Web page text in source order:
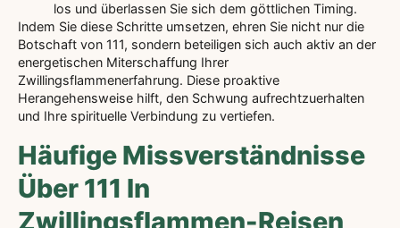
los und überlassen Sie sich dem göttlichen Timing.
Indem Sie diese Schritte umsetzen, ehren Sie nicht nur die
Botschaft von 111, sondern beteiligen sich auch aktiv an der
energetischen Miterschaffung Ihrer
Zwillingsflammenerfahrung. Diese proaktive
Herangehensweise hilft, den Schwung aufrechtzuerhalten
und Ihre spirituelle Verbindung zu vertiefen.
Häufige Missverständnisse
Über 111 In
Zwillingsflammen-Reisen